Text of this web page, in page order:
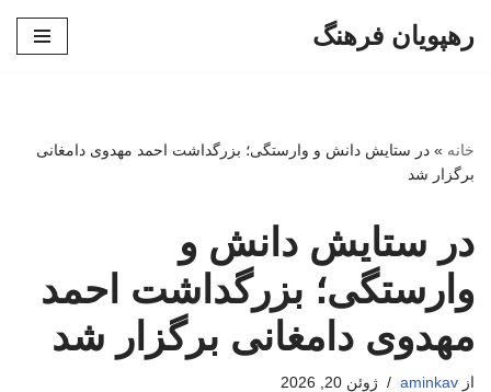
رهپویان فرهنگ
خانه » در ستایش دانش و وارستگی؛ بزرگداشت احمد مهدوی دامغانی
برگزار شد
در ستایش دانش و
وارستگی؛ بزرگداشت احمد
مهدوی دامغانی برگزار شد
از aminkav ژوئن 20, 2026